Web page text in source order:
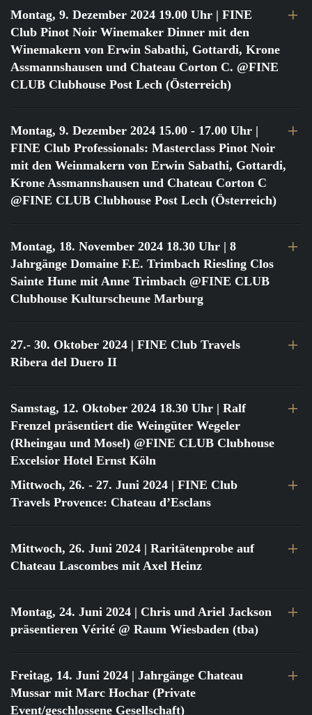
Montag, 9. Dezember 2024 19.00 Uhr | FINE
Club Pinot Noir Winemaker Dinner mit den
Winemakern von Erwin Sabathi, Gottardi, Krone
Assmannshausen und Chateau Corton C. @FINE
CLUB Clubhouse Post Lech (Österreich)
Montag, 9. Dezember 2024 15.00 - 17.00 Uhr |
FINE Club Professionals: Masterclass Pinot Noir
mit den Weinmakern von Erwin Sabathi, Gottardi,
Krone Assmannshausen und Chateau Corton C
@FINE CLUB Clubhouse Post Lech (Österreich)
Montag, 18. November 2024 18.30 Uhr | 8
Jahrgänge Domaine F.E. Trimbach Riesling Clos
Sainte Hune mit Anne Trimbach @FINE CLUB
Clubhouse Kulturscheune Marburg
27.- 30. Oktober 2024 | FINE Club Travels
Ribera del Duero II
Samstag, 12. Oktober 2024 18.30 Uhr | Ralf
Frenzel präsentiert die Weingüter Wegeler
(Rheingau und Mosel) @FINE CLUB Clubhouse
Excelsior Hotel Ernst Köln
Mittwoch, 26. - 27. Juni 2024 | FINE Club
Travels Provence: Chateau d’Esclans
Mittwoch, 26. Juni 2024 | Raritätenprobe auf
Chateau Lascombes mit Axel Heinz
Montag, 24. Juni 2024 | Chris und Ariel Jackson
präsentieren Vérité @ Raum Wiesbaden (tba)
Freitag, 14. Juni 2024 | Jahrgänge Chateau
Mussar mit Marc Hochar (Private
Event/geschlossene Gesellschaft)